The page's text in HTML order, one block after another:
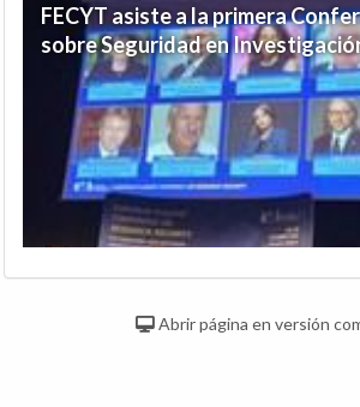
FECYT asiste a la primera
sobre Seguridad en
Abrir página en versión